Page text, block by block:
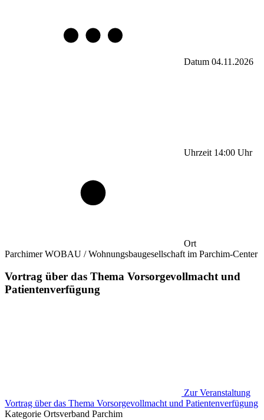
Datum 04.11.2026
Uhrzeit 14:00 Uhr
Ort
Parchimer WOBAU / Wohnungsbaugesellschaft im Parchim-Center
Vortrag über das Thema Vorsorgevollmacht und
Patientenverfügung
Zur Veranstaltung
Vortrag über das Thema Vorsorgevollmacht und Patientenverfügung
Kategorie Ortsverband Parchim